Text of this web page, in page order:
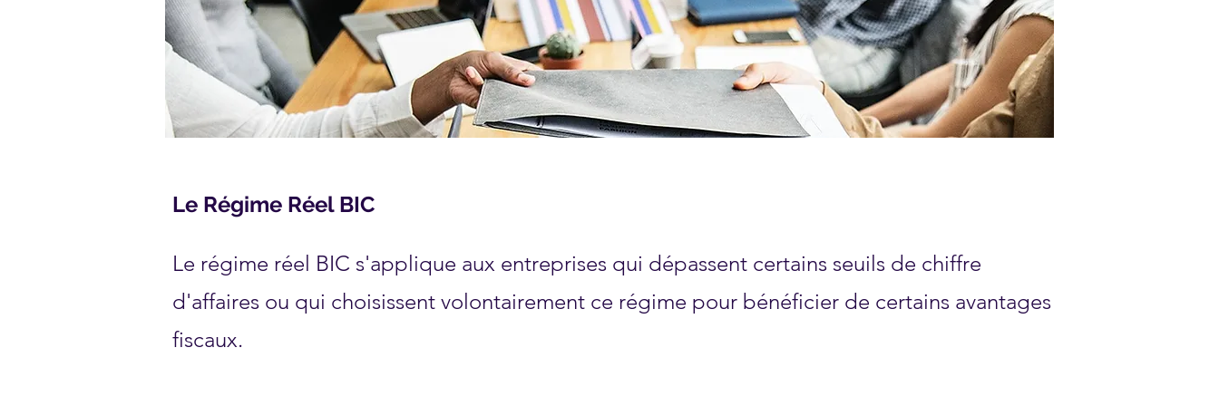
Le Régime Réel BIC
Le régime réel BIC s'applique aux entreprises qui dépassent certains seuils de chiffre
d'affaires ou qui choisissent volontairement ce régime pour bénéficier de certains avantages
fiscaux.